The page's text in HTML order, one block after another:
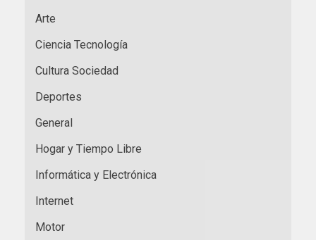
Arte
Ciencia Tecnología
Cultura Sociedad
Deportes
General
Hogar y Tiempo Libre
Informática y Electrónica
Internet
Motor